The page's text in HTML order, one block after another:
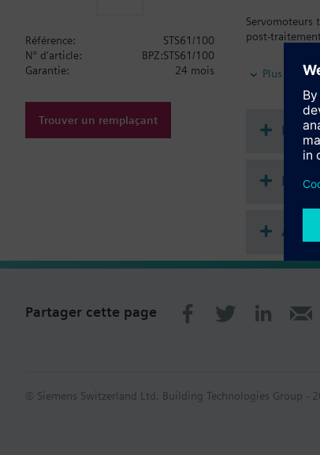
Servomoteurs
post-
Information
Fixation sur
Il n'existe
Plus
Référence:
STS61/100
N° d'article:
BPZ:STS61/100
Garantie:
24 mois
Trouver un remplaçant
Partager cette page
© Siemens Switzerland Ltd. Building Technologies Group -